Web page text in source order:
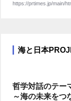
https://prtimes.jp/main/
海と日本
哲学対話のテー
～海の未来をつ